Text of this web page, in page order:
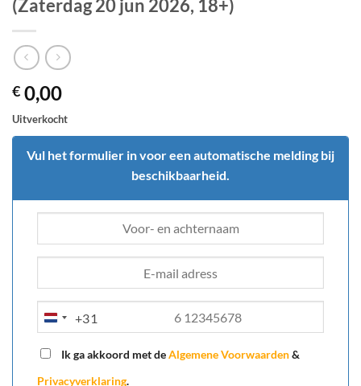
(Zaterdag 20 jun 2026, 18+)
€ 0,00
Uitverkocht
Vul het formulier in voor een automatische melding bij
beschikbaarheid.
NETHERLANDS
+31
Ik ga akkoord met deAlgemene Voorwaarden&
Privacyverklaring.